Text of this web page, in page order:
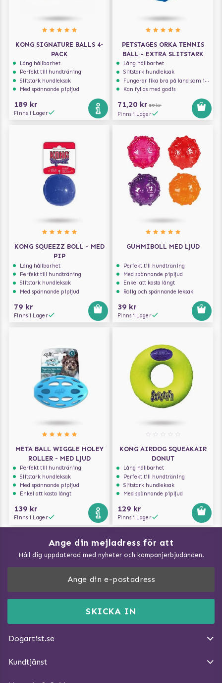
KONG SIGNATURE BALLS 4-
PACK
Lång hållbarhet
Perfekt till hundträning
Slitstark hundleksak
Med spännande pipljud
189 kr
Finns i Lager
PETSTAGES ORKA TENNIS
BALL - EXTRA SLITSTARK
Lång hållbarhet
Slitstark hundleksak
Fungerar lika bra på land som i vatten
Kan fyllas med godis
71,20 kr 89 kr
Finns i Lager
KONG SQUEEZZ BOLL - MED
PIP
Lång hållbarhet
Perfekt till hundträning
Slitstark hundleksak
Med spännande pipljud
79 kr
Finns i Lager
GUMMIBOLL MED LJUD
Perfekt till hundträning
Med spännande pipljud
Enkel att kasta långt
Rolig och spännande leksak
39 kr
Finns i Lager
META BALL WIGGLE HOLEY
ROLLER - MED LJUD
Perfekt till hundträning
Slitstark hundleksak
Med spännande pipljud
Enkel att kasta långt
139 kr
Finns i Lager
KONG AIRDOG SQUEAKAIR
DONUT
Lång hållbarhet
Perfekt till hundträning
Slitstark hundleksak
Med spännande pipljud
129 kr
Finns i Lager
Ange din mejladress för att
Håll dig uppdaterad med nyheter och kampanjerbjudanden.
SKICKA IN
Dogartist.se
DogArtist.se drivs av:
E-post:info@dogartist.se
Kundtjänst
Ångra Köp
Vad kan hundar äta?
Träna Nose Work hemma
Så gör du promenaden roligare